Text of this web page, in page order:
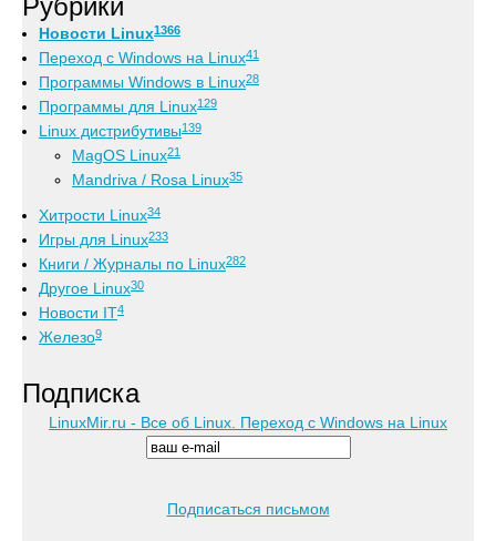
Рубрики
Новости Linux1366
Переход с Windows на Linux41
Программы Windows в Linux28
Программы для Linux129
Linux дистрибутивы139
MagOS Linux21
Mandriva / Rosa Linux35
Хитрости Linux34
Игры для Linux233
Книги / Журналы по Linux282
Другое Linux30
Новости IT4
Железо9
Подписка
LinuxMir.ru - Все об Linux. Переход с Windows на Linux
Подписаться письмом